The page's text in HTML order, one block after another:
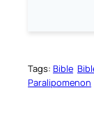
Tags: Bible
Paralipomenon